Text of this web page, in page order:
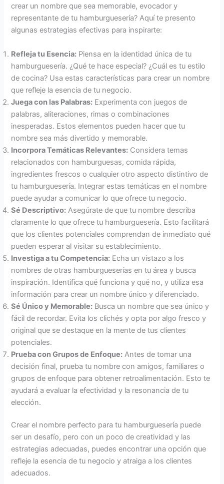
crear un nombre que sea memorable, evocador y
representante de tu hamburguesería? Aquí te presento
algunas estrategias efectivas para inspirarte:
Refleja tu Esencia: Piensa en la identidad única de tu
hamburguesería. ¿Qué te hace especial? ¿Cuál es tu estilo
de cocina? Usa estas características para crear un nombre
que refleje la esencia de tu negocio.
Juega con las Palabras: Experimenta con juegos de
palabras, aliteraciones, rimas o combinaciones
inesperadas. Estos elementos pueden hacer que tu
nombre sea más divertido y memorable.
Incorpora Temáticas Relevantes: Considera temas
relacionados con hamburguesas, comida rápida,
ingredientes frescos o cualquier otro aspecto distintivo de
tu hamburguesería. Integrar estas temáticas en el nombre
puede ayudar a comunicar lo que ofrece tu negocio.
Sé Descriptivo: Asegúrate de que tu nombre describa
claramente lo que ofrece tu hamburguesería. Esto facilitará
que los clientes potenciales comprendan de inmediato qué
pueden esperar al visitar su establecimiento.
Investiga a tu Competencia: Echa un vistazo a los
nombres de otras hamburgueserías en tu área y busca
inspiración. Identifica qué funciona y qué no, y utiliza esa
información para crear un nombre único y diferenciado.
Sé Único y Memorable: Busca un nombre que sea único y
fácil de recordar. Evita los clichés y opta por algo fresco y
original que se destaque en la mente de tus clientes
potenciales.
Prueba con Grupos de Enfoque: Antes de tomar una
decisión final, prueba tu nombre con amigos, familiares o
grupos de enfoque para obtener retroalimentación. Esto te
ayudará a evaluar la efectividad y la resonancia de tu
elección.
Crear el nombre perfecto para tu hamburguesería puede
ser un desafío, pero con un poco de creatividad y las
estrategias adecuadas, puedes encontrar una opción que
refleje la esencia de tu negocio y atraiga a los clientes
adecuados.